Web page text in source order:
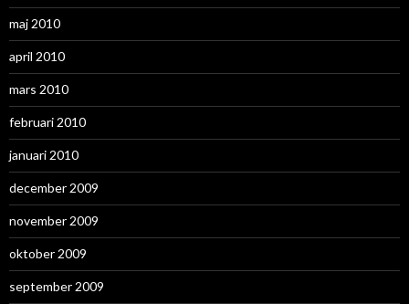
maj 2010
april 2010
mars 2010
februari 2010
januari 2010
december 2009
november 2009
oktober 2009
september 2009